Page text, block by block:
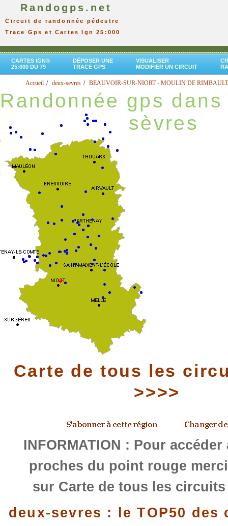
Randogps.net
Circuit de randonnée pédestre
Trace Gps et Cartes Ign 25:000
CARTES IGN®
25:000 DU 79
DÉPOSER UNE
TRACE GPS
VISUALISER
MODIFIER UN CIRCUIT
Accueil deux-sevres BEAUVOIR-SUR-NIORT - MOULIN DE RIMBAULT
Randonnée gps
sèvres
Carte de tous les
>>>>
INFORMATION : Pour
proches du point rouge
sur Carte de tous les circuits
deux-sevres : le TOP50